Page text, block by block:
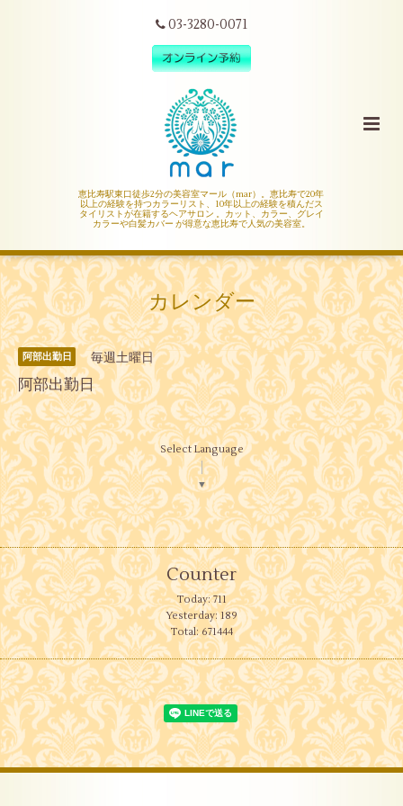
03-3280-0071
恵比寿駅東口徒歩2分の美容室マール（mar）。恵比寿で20年
以上の経験を持つカラーリスト、10年以上の経験を積んだス
タイリストが在籍するヘアサロン 。カット、カラー、グレイ
カラーや白髪カバー が得意な恵比寿で人気の美容室。
カレンダー
阿部出勤日 毎週土曜日
阿部出勤日
Select Language
▼
Counter
Today:711
Yesterday:189
Total:671444